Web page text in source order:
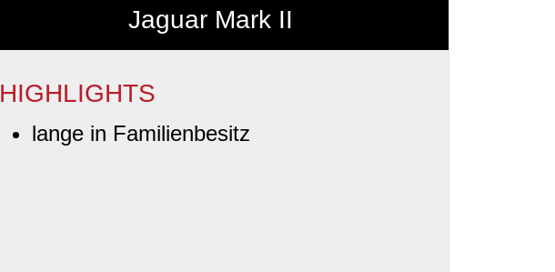
Jaguar Mark II
HIGHLIGHTS
lange in Familienbesitz